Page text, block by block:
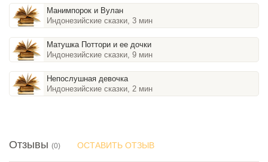
Манимпорок и Вулан
Индонезийские сказки, 3 мин
Матушка Поттори и ее дочки
Индонезийские сказки, 9 мин
Непослушная девочка
Индонезийские сказки, 2 мин
Отзывы (0) ОСТАВИТЬ ОТЗЫВ